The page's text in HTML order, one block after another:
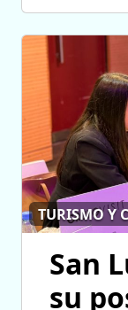
TURISMO Y
San
su